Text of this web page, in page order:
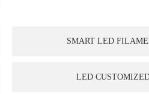
SMART LED
LED